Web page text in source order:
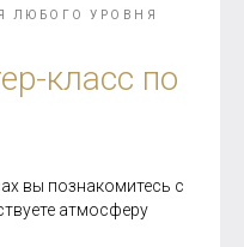
ЛЮБОГО УРОВНЯ
класс по
вы познакомитесь с
атмосферу